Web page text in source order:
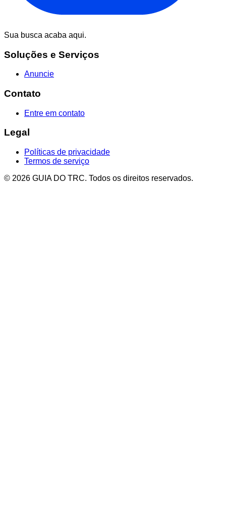
Sua busca acaba aqui.
Soluções e Serviços
Anuncie
Contato
Entre em contato
Legal
Políticas de privacidade
Termos de serviço
© 2026 GUIA DO TRC. Todos os direitos reservados.